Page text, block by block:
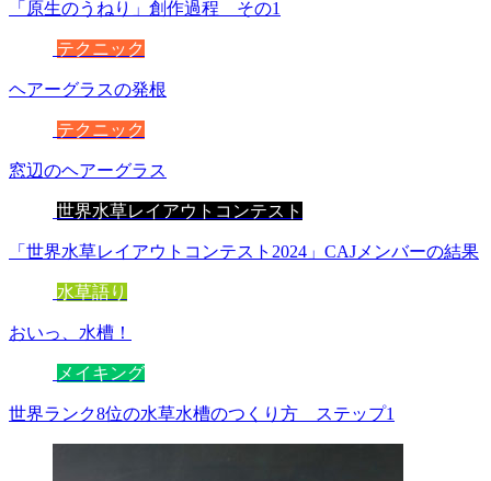
「原生のうねり」創作過程 その1
テクニック
ヘアーグラスの発根
テクニック
窓辺のヘアーグラス
世界水草レイアウトコンテスト
「世界水草レイアウトコンテスト2024」CAJメンバーの結果
水草語り
おいっ、水槽！
メイキング
世界ランク8位の水草水槽のつくり方 ステップ1